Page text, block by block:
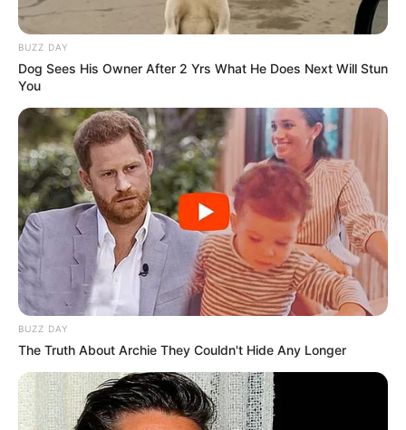
SHARE THIS Share it Tweet
BUZZ DAY
Dog Sees His Owner After 2 Yrs What He Does Next Will Stun
You
BUZZ DAY
The Truth About Archie They Couldn't Hide Any Longer